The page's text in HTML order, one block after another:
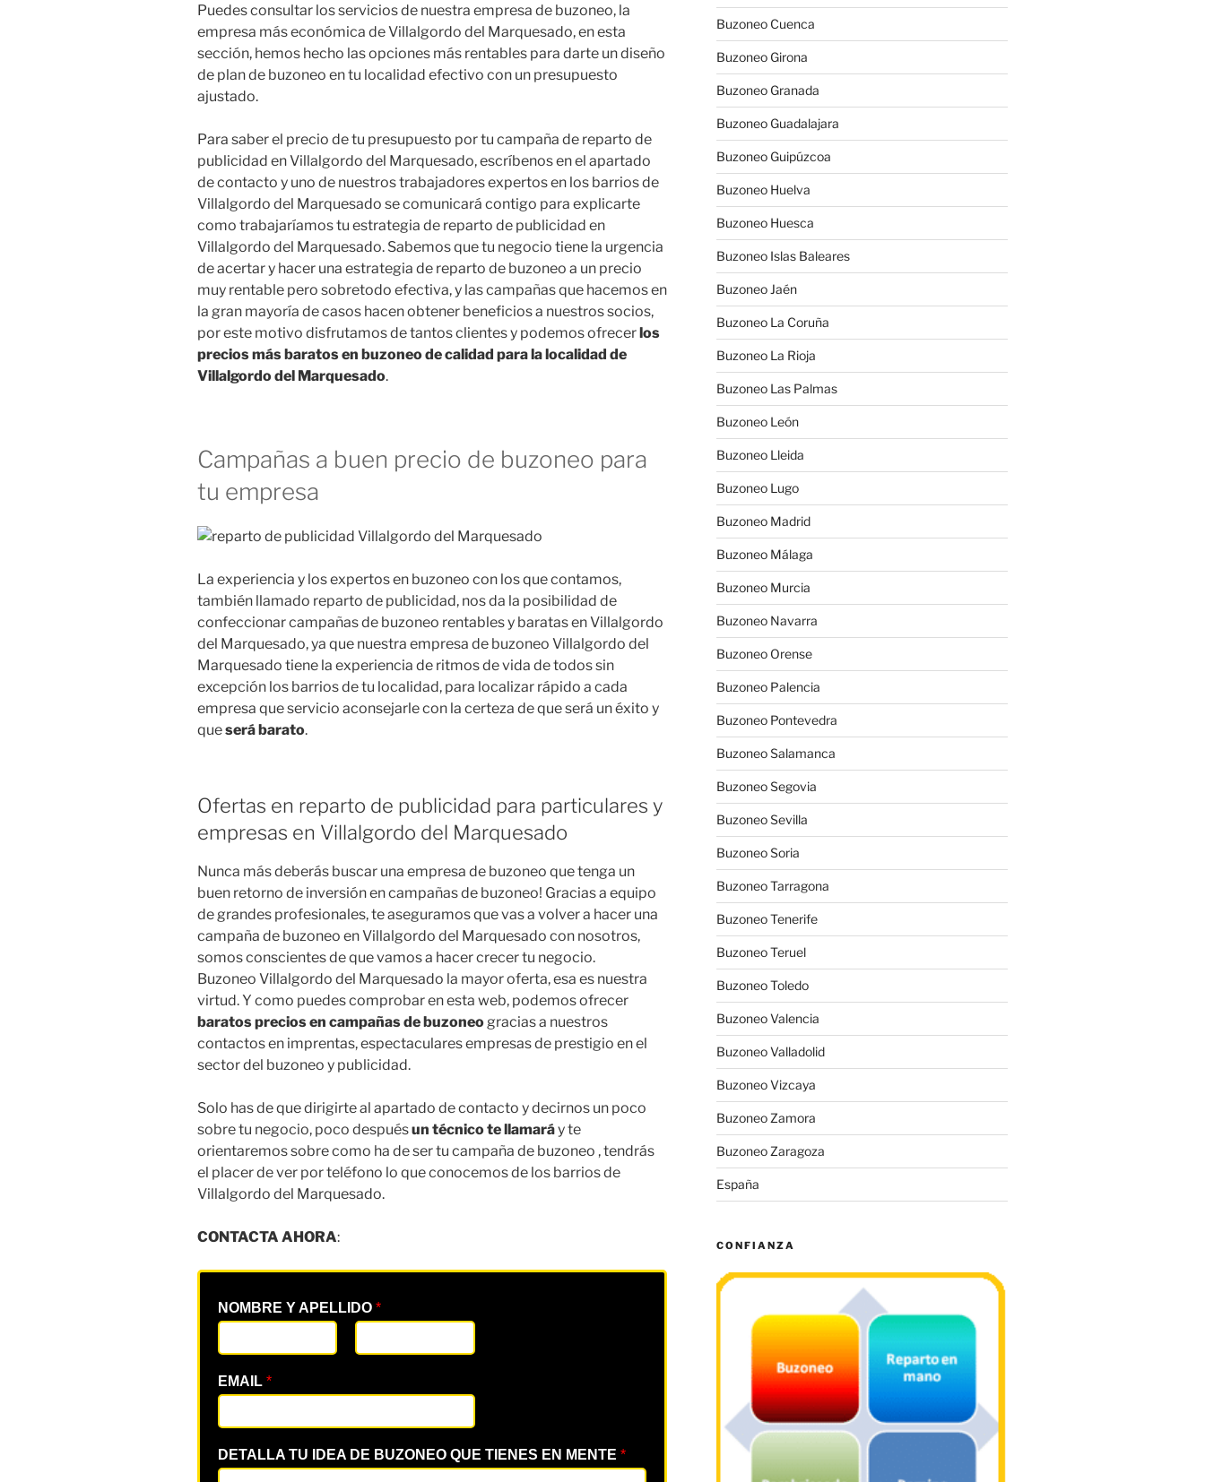
Puedes consultar los servicios de nuestra empresa de buzoneo, la
empresa más económica de Villalgordo del Marquesado, en esta
sección, hemos hecho las opciones más rentables para darte un diseño
de plan de buzoneo en tu localidad efectivo con un presupuesto
ajustado.
Para saber el precio de tu presupuesto por tu campaña de reparto de
publicidad en Villalgordo del Marquesado, escríbenos en el apartado
de contacto y uno de nuestros trabajadores expertos en los barrios de
Villalgordo del Marquesado se comunicará contigo para explicarte
como trabajaríamos tu estrategia de reparto de publicidad en
Villalgordo del Marquesado. Sabemos que tu negocio tiene la urgencia
de acertar y hacer una estrategia de reparto de buzoneo a un precio
muy rentable pero sobretodo efectiva, y las campañas que hacemos en
la gran mayoría de casos hacen obtener beneficios a nuestros socios,
por este motivo disfrutamos de tantos clientes y podemos ofrecerlos
precios más baratos en buzoneo de calidad para la localidad de
Villalgordo del Marquesado.
Campañas a buen precio de buzoneo para
tu empresa
La experiencia y los expertos en buzoneo con los que contamos,
también llamado reparto de publicidad, nos da la posibilidad de
confeccionar campañas de buzoneo rentables y baratas en Villalgordo
del Marquesado, ya que nuestra empresa de buzoneo Villalgordo del
Marquesado tiene la experiencia de ritmos de vida de todos sin
excepción los barrios de tu localidad, para localizar rápido a cada
empresa que servicio aconsejarle con la certeza de que será un éxito y
queserá barato.
Ofertas en reparto de publicidad para particulares y
empresas en Villalgordo del Marquesado
Nunca más deberás buscar una empresa de buzoneo que tenga un
buen retorno de inversión en campañas de buzoneo! Gracias a equipo
de grandes profesionales, te aseguramos que vas a volver a hacer una
campaña de buzoneo en Villalgordo del Marquesado con nosotros,
somos conscientes de que vamos a hacer crecer tu negocio.
Buzoneo Villalgordo del Marquesado la mayor oferta, esa es nuestra
virtud. Y como puedes comprobar en esta web, podemos ofrecer
baratos precios en campañas de buzoneo gracias a nuestros
contactos en imprentas, espectaculares empresas de prestigio en el
sector del buzoneo y publicidad.
Solo has de que dirigirte al apartado de contacto y decirnos un poco
sobre tu negocio, poco despuésun técnico te llamaráy te
orientaremos sobre como ha de ser tu campaña de buzoneo , tendrás
el placer de ver por teléfono lo que conocemos de los barrios de
Villalgordo del Marquesado.
CONTACTA AHORA:
NOMBRE Y APELLIDO *
EMAIL *
DETALLA TU IDEA DE BUZONEO QUE TIENES EN MENTE *
Buzoneo Cuenca
Buzoneo Girona
Buzoneo Granada
Buzoneo Guadalajara
Buzoneo Guipúzcoa
Buzoneo Huelva
Buzoneo Huesca
Buzoneo Islas Baleares
Buzoneo Jaén
Buzoneo La Coruña
Buzoneo La Rioja
Buzoneo Las Palmas
Buzoneo León
Buzoneo Lleida
Buzoneo Lugo
Buzoneo Madrid
Buzoneo Málaga
Buzoneo Murcia
Buzoneo Navarra
Buzoneo Orense
Buzoneo Palencia
Buzoneo Pontevedra
Buzoneo Salamanca
Buzoneo Segovia
Buzoneo Sevilla
Buzoneo Soria
Buzoneo Tarragona
Buzoneo Tenerife
Buzoneo Teruel
Buzoneo Toledo
Buzoneo Valencia
Buzoneo Valladolid
Buzoneo Vizcaya
Buzoneo Zamora
Buzoneo Zaragoza
España
CONFIANZA